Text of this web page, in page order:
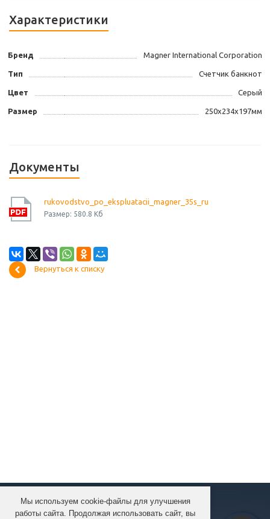
Мы используем cookie-файлы для улучшения
работы сайта. Продолжая использовать сайт, вы
Характеристики
Бренд Magner International Corporation
Тип Счетчик банкнот
Цвет Серый
Размер 250х234х197мм
Документы
rukovodstvo_po_ekspluatacii_magner_35s_ru
Размер: 580.8 Кб
Вернуться к списку
КОМПАНИЯ
КАТАЛОГ